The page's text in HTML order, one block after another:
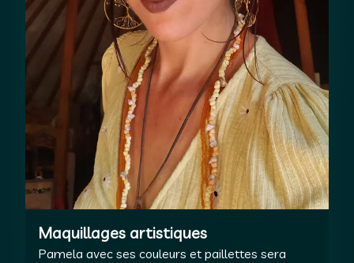
Maquillages artistiques
Pamela avec ses couleurs et paillettes sera